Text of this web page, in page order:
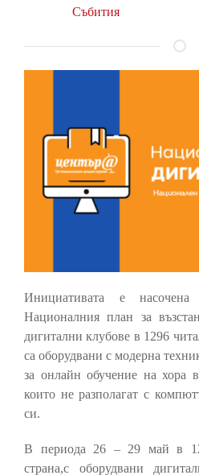
Събития
Инициативата е
Националния план за
дигитални клубове в 1296
са оборудвани с модерна
за онлайн обучение на хора в
които не разполагат с
си.
В периода 26 – 29 май в
страна,с оборудвани